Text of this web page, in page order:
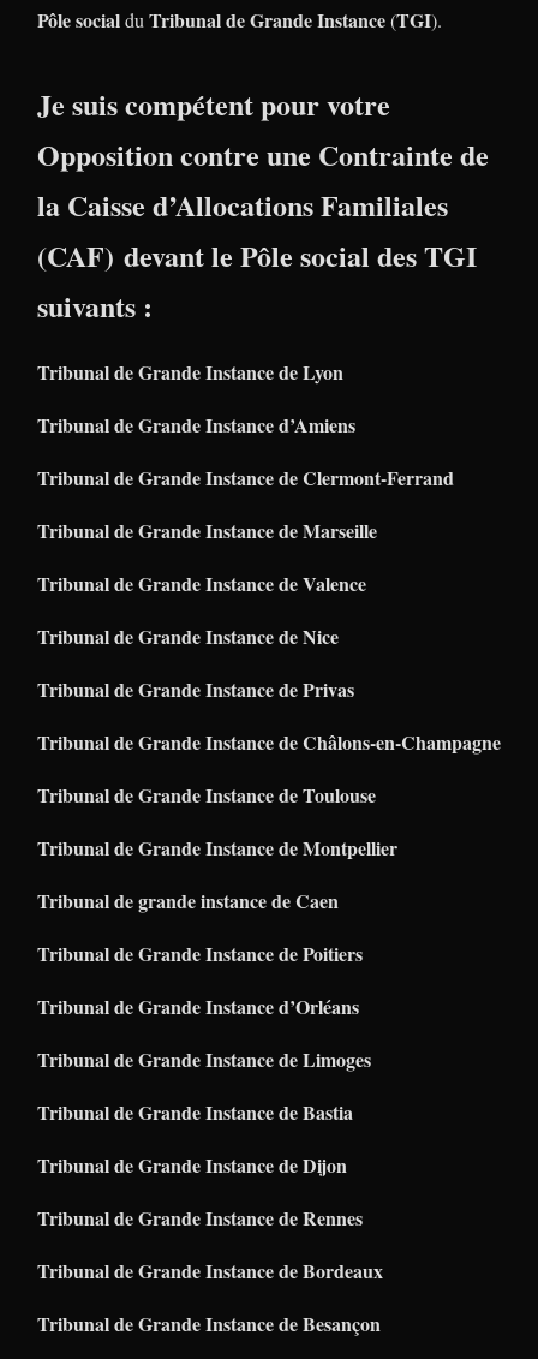
Pôle socialdu Tribunal de Grande Instance(TGI).
Je suis compétent pour votre
Oppositioncontre une Contrainte de
la Caisse d’Allocations Familiales
(CAF) devant le Pôle social des TGI
suivants :
Tribunal de Grande Instance de Lyon
Tribunal de Grande Instance d’Amiens
Tribunal de Grande Instance de Clermont-Ferrand
Tribunal de Grande Instance de Marseille
Tribunal de Grande Instance de Valence
Tribunal de Grande Instance de Nice
Tribunal de Grande Instance de Privas
Tribunal de Grande Instance de Châlons-en-Champagne
Tribunal de Grande Instance de Toulouse
Tribunal de Grande Instance de Montpellier
Tribunal de grande instance de Caen
Tribunal de Grande Instance de Poitiers
Tribunal de Grande Instance d’Orléans
Tribunal de Grande Instance de Limoges
Tribunal de Grande Instance de Bastia
Tribunal de Grande Instance de Dijon
Tribunal de Grande Instance de Rennes
Tribunal de Grande Instance de Bordeaux
Tribunal de Grande Instance de Besançon